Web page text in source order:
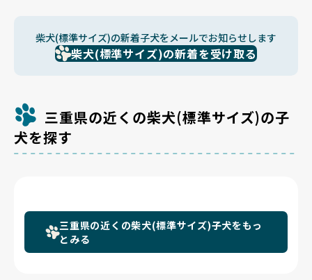
柴犬(標準サイズ)の新着子犬をメールでお知らせします
柴犬(標準サイズ)の新着を受け取る
三重県の近くの柴犬(標準サイズ)の子
犬を探す
三重県の近くの柴犬(標準サイズ)子犬をもっ
とみる